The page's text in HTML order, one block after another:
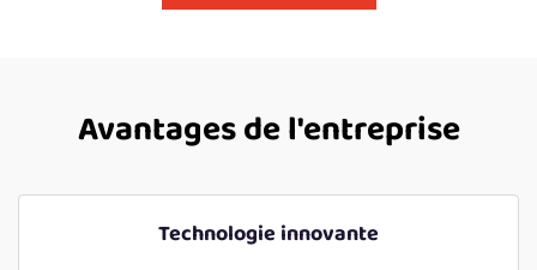
Avantages de l'entreprise
Technologie innovante